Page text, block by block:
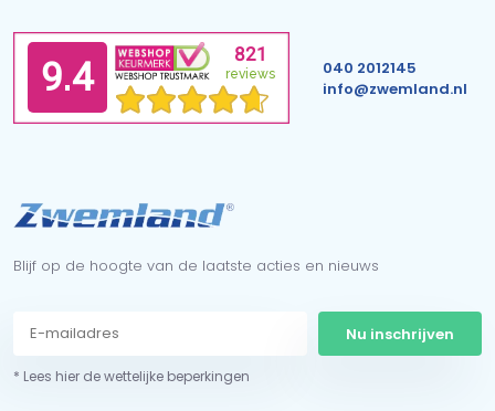
040 2012145
info@zwemland.nl
Blijf op de hoogte van de laatste acties en nieuws
Nu inschrijven
* Lees hier de wettelijke beperkingen